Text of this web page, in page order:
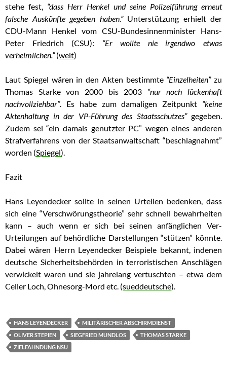
stehe fest, “dass Herr Henkel und seine Polizeiführung erneut
falsche Auskünfte gegeben haben.”Unterstützung erhielt der
CDU-Mann Henkel vom CSU-Bundesinnenminister Hans-
Peter Friedrich (CSU): “Er wollte nie irgendwo etwas
verheimlichen.”(welt)
Laut Spiegel wären in den Akten bestimmte “Einzelheiten”zu
Thomas Starke von 2000 bis 2003 “nur noch lückenhaft
nachvollziehbar”. Es habe zum damaligen Zeitpunkt “keine
Aktenhaltung in der VP-Führung des Staatsschutzes”gegeben.
Zudem sei “ein damals genutzter PC” wegen eines anderen
Strafverfahrens von der Staatsanwaltschaft “beschlagnahmt”
worden (Spiegel).
Fazit
Hans Leyendecker sollte in seinen Urteilen bedenken, dass
sich eine “Verschwörungstheorie” sehr schnell bewahrheiten
kann – auch wenn er sich bei seinen anfänglichen Ver-
Urteilungen auf behördliche Darstellungen “stützen” könnte.
Dabei wären Herrn Leyendecker Beispiele bekannt, indenen
deutsche Sicherheitsbehörden in terroristischen Anschlägen
verwickelt waren und sie jahrelang vertuschten – etwa dem
Celler Loch, Ohnesorg-Mord etc. (sueddeutsche).
HANS LEYENDECKER
MILITÄRISCHER ABSCHIRMDIENST
OLIVER STEPIEN
SIEGFRIED MUNDLOS
THOMAS STARKE
ZIELFAHNDUNG NSU